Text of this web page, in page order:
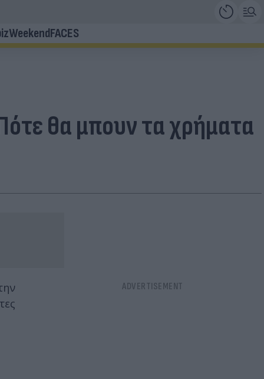
WeekendFACES
θα μπουν τα χρήματα